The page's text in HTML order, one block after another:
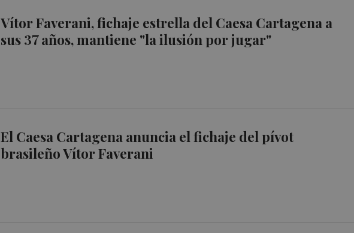
Vítor Faverani, fichaje estrella del Caesa Cartagena a
sus 37 años, mantiene "la ilusión por jugar"
El Caesa Cartagena anuncia el fichaje del pívot
brasileño Vítor Faverani